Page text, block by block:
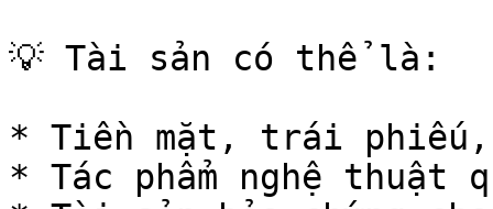
💡 Tài sản có thể là:
* Tiền mặt, trái phiếu,
* Tác phẩm nghệ thuật